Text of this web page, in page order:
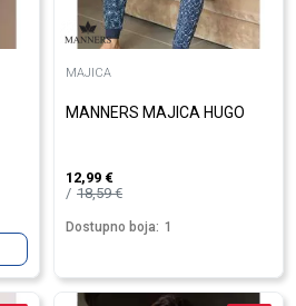
MAJICA
MANNERS MAJICA HUGO
12,99 €
18,59€
Dostupno boja: 1